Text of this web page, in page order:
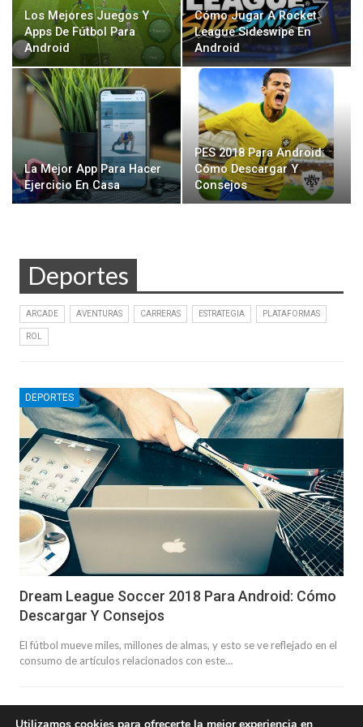
Los Mejores Juegos Y
Apps De Fútbol Para
Android
Cómo Jugar A Rocket
League Sideswipe En
Android
La Mejor App Para Hacer
Ejercicio En Casa
PES 2018 Para Android:
Cómo Descargar Y
Consejos
Deportes
ARCADE AVENTURAS CARRERAS ESTRATEGIA PLATAFORMAS
ROL
DEPORTES
Dream League Soccer 2018 Para Android: Cómo
Descargar Y Consejos
El fútbol mueve miles, millones de almas, y esto se ve reflejado en el
consumo de artículos relacionados con este…